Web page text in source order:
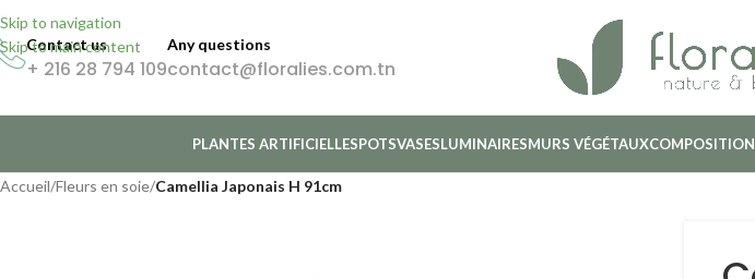
Skip to navigation
Skip to main content
Contact us
+ 216 28 794 109
Any questions
contact@floralies.com.tn
PLANTES ARTIFICIELLESPOTSVASESLUMINAIRESMURS VÉGÉTAUX
Accueil/Fleurs en soie/Camellia Japonais H 91cm